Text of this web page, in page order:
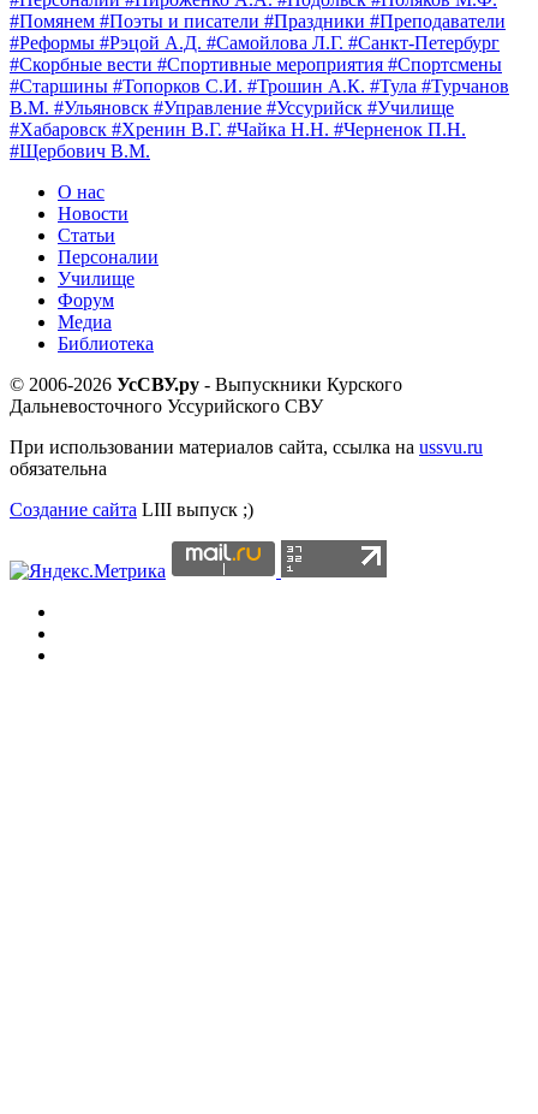
#Помянем #Поэты и писатели #Праздники #Преподаватели
#Реформы #Рэцой А.Д. #Самойлова Л.Г. #Санкт-Петербург
#Скорбные вести #Спортивные мероприятия #Спортсмены
#Старшины #Топорков С.И. #Трошин А.К. #Тула #Турчанов
В.М. #Ульяновск #Управление #Уссурийск #Училище
#Хабаровск #Хренин В.Г. #Чайка Н.Н. #Черненок П.Н.
#Щербович В.М.
О нас
Новости
Статьи
Персоналии
Училище
Форум
Медиа
Библиотека
© 2006-2026 УсСВУ.ру - Выпускники Курского
Дальневосточного Уссурийского СВУ
При использовании материалов сайта, ссылка на ussvu.ru
обязательна
Создание сайта LIII выпуск ;)